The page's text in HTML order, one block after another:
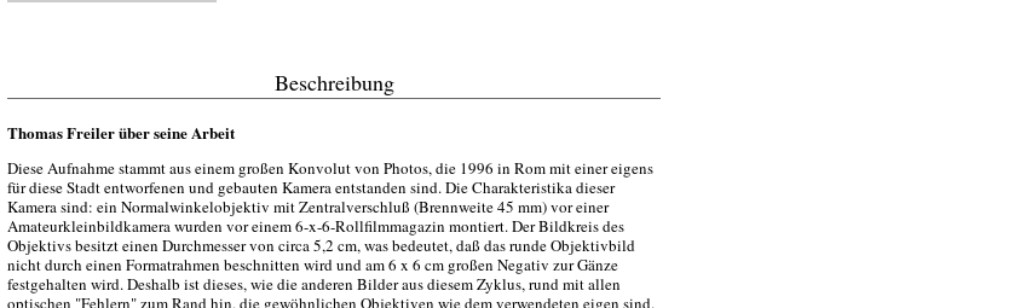
Beschreibung
Thomas Freiler über seine Arbeit
Diese Aufnahme stammt aus einem großen Konvolut von Photos, die 1996 in Rom mit einer eigens
für diese Stadt entworfenen und gebauten Kamera entstanden sind. Die Charakteristika dieser
Kamera sind: ein Normalwinkelobjektiv mit Zentralverschluß (Brennweite 45 mm) vor einer
Amateurkleinbildkamera wurden vor einem 6-x-6-Rollfilmmagazin montiert. Der Bildkreis des
Objektivs besitzt einen Durchmesser von circa 5,2 cm, was bedeutet, daß das runde Objektivbild
nicht durch einen Formatrahmen beschnitten wird und am 6 x 6 cm großen Negativ zur Gänze
festgehalten wird. Deshalb ist dieses, wie die anderen Bilder aus diesem Zyklus, rund mit allen
optischen "Fehlern" zum Rand hin, die gewöhnlichen Objektiven wie dem verwendeten eigen sind.